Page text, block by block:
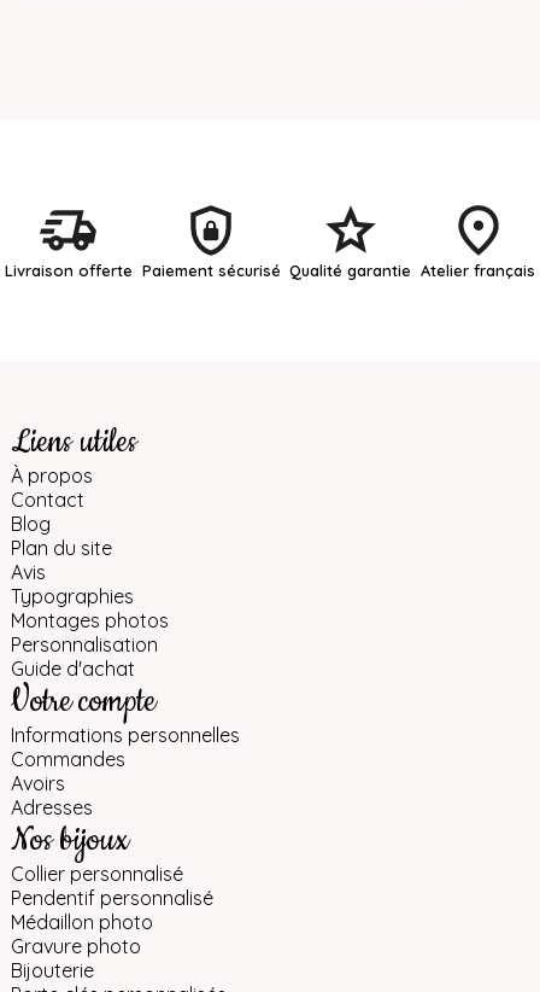
Livraison offerte Paiement sécurisé Qualité garantie Atelier français
Liens utiles
À propos
Contact
Blog
Plan du site
Avis
Typographies
Montages photos
Personnalisation
Guide d'achat
Votre compte
Informations personnelles
Commandes
Avoirs
Adresses
Nos bijoux
Collier personnalisé
Pendentif personnalisé
Médaillon photo
Gravure photo
Bijouterie